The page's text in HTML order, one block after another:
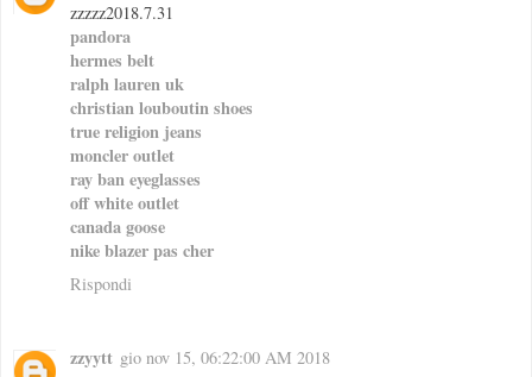
zzzzz2018.7.31
pandora
hermes belt
ralph lauren uk
christian louboutin shoes
true religion jeans
moncler outlet
ray ban eyeglasses
off white outlet
canada goose
nike blazer pas cher
Rispondi
zzyytt gio nov 15, 06:22:00 AM 2018